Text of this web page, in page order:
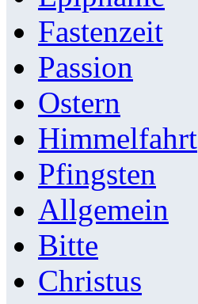
Fastenzeit
Passion
Ostern
Himmelfahrt
Pfingsten
Allgemein
Bitte
Christus